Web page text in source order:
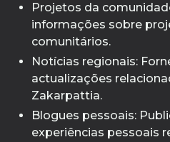
Projetos da
informações sobre
comunitários.
Notícias regionais:
actualizações
Zakarpattia.
Blogues pessoais:
experiências pessoais